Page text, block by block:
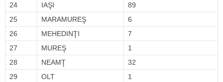
24
IAŞI
89
25
MARAMUREŞ
6
26
MEHEDINŢI
7
27
MUREŞ
1
28
NEAMŢ
32
29
OLT
1